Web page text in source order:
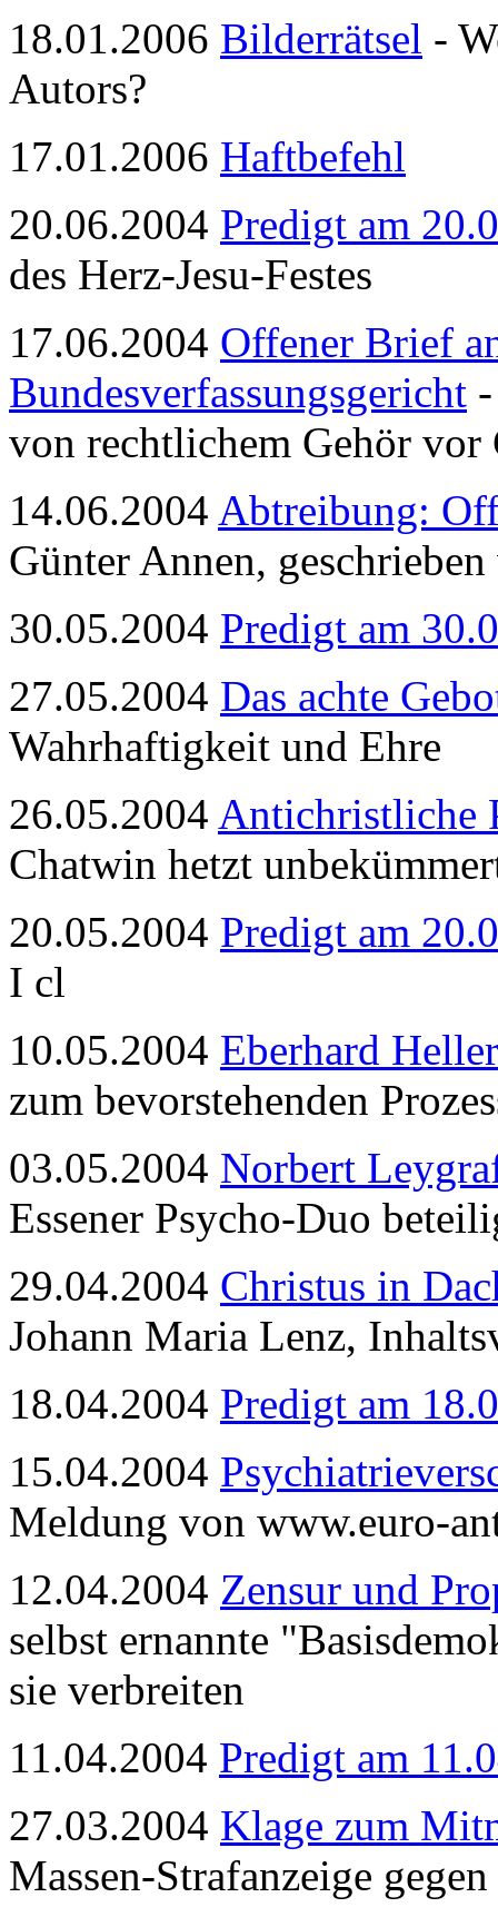
18.01.2006 Bilderrätsel -
Autors?
17.01.2006 Haftbefehl
20.06.2004 Predigt am
des Herz-Jesu-Festes
17.06.2004 Offener Brief
Bundesverfassungsgericht
von rechtlichem Gehör vor
14.06.2004 Abtreibung:
Günter Annen,
30.05.2004 Predigt am
27.05.2004 Das achte
Wahrhaftigkeit und Ehre
26.05.2004 Antichristliche
Chatwin hetzt
20.05.2004 Predigt am
I cl
10.05.2004 Eberhard
zum bevorstehenden
03.05.2004 Norbert
Essener Psycho-Duo
29.04.2004 Christus in
Johann Maria Lenz,
18.04.2004 Predigt am
15.04.2004
Meldung von www.euro-
12.04.2004 Zensur und
selbst ernannte
sie verbreiten
11.04.2004 Predigt am
27.03.2004 Klage zum
Massen-Strafanzeige